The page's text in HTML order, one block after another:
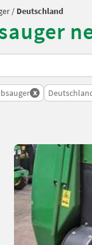
/ Deutschland
x